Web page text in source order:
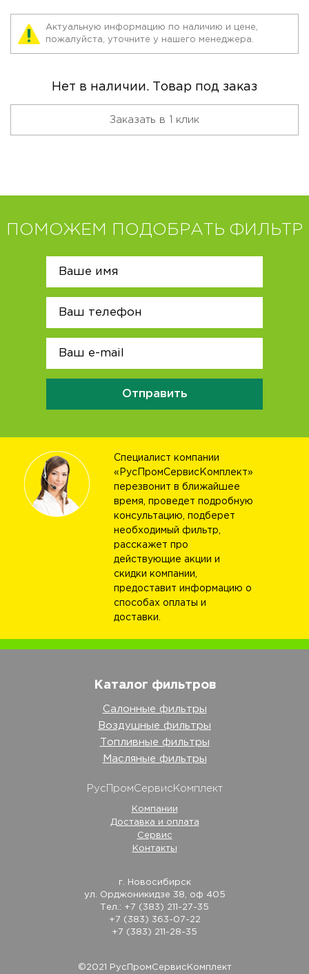
Актуальную информацию по наличию и цене,
пожалуйста, уточните у нашего менеджера.
Нет в наличии. Товар под заказ
Заказать в 1 клик
ПОМОЖЕМ ПОДОБРАТЬ ФИЛЬТР
Отправить
Специалист компании
«РусПромСервисКомплект»
перезвонит в ближайшее
время, проведет подробную
консультацию, подберет
необходимый фильтр,
расскажет про
действующие акции и
скидки компании,
предоставит информацию о
способах оплаты и
доставки.
©2021 РусПромСервисКомплект
Каталог фильтров
Салонные фильтры
Воздушные фильтры
Топливные фильтры
Масляные фильтры
РусПромСервисКомплект
Компании
Доставка и оплата
Сервис
Контакты
г. Новосибирск
ул. Орджоникидзе 38, оф 405
Тел.: +7 (383) 211-27-35
+7 (383) 363-07-22
+7 (383) 211-28-35